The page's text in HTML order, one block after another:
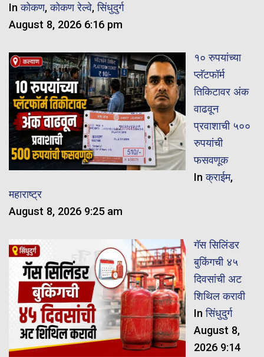
Inकोकण,कोकण रेल्वे,सिंधुदुर्ग
August 8, 2026 6:16 pm
१० रुपयांच्या
प्लॅटफॉर्म
तिकिटावर अंक
वाढवून
प्रवाशाची ५००
रुपयांची
फसवणूक
Inक्राईम,
महाराष्ट्र
August 8, 2026 9:25 am
गॅस सिलिंडर
बुकिंगची ४५
दिवसांची अट
शिथिल करावी
Inसिंधुदुर्ग
August 8,
2026 9:14